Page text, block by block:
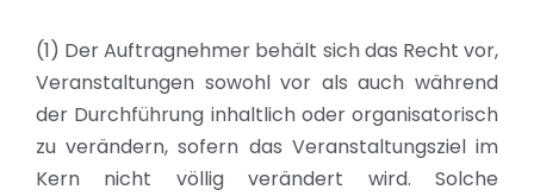
(1) Der Auftragnehmer behält sich das Recht vor,
Veranstaltungen sowohl vor als auch während
der Durchführung inhaltlich oder organisatorisch
zu verändern, sofern das Veranstaltungsziel im
Kern nicht völlig verändert wird. Solche